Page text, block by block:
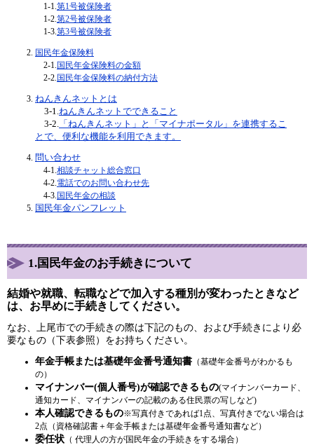
1-1. 第1号被保険者
1-2. 第2号被保険者
1-3. 第3号被保険者
国民年金保険料
​2-1. 国民年金保険料の金額
​ 2-2. 国民年金保険料の納付方法
ねんきんネットとは
3-1. ねんきんネットでできること
3-2.
「ねんきんネット」と「マイナポータル」を連携するこ
とで、便利な機能を利用できます。
問い合わせ
4-1. 相談チャット総合窓口
​4-2. 電話でのお問い合わせ先
​ 4-3. 国民年金の相談
国民年金パンフレット
1.国民年金のお手続きについて
結婚や就職、転職などで加入する種別が変わったときなど
は、お早めに手続きしてください。
なお、上尾市での手続きの際は下記のもの、および手続きにより必
要なもの（下表参照）をお持ちください。
年金手帳または基礎年金番号通知書 （基礎年金番号がわかるも
の）
マイナンバー(個人番号)が確認できるもの(マイナンバーカード、
通知カード、マイナンバーの記載のある住民票の写しなど)
​本人確認できるもの※写真付きであれば1点、写真付きでない場合は
2点（資格確認書＋年金手帳または基礎年金番号通知書など）
委任状 （ 代理人の方が国民年金の手続きをする場合）